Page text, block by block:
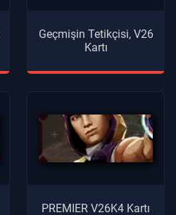
Geçmişin Tetikçisi, V26
Kartı
PREMIER V26K4 Kartı